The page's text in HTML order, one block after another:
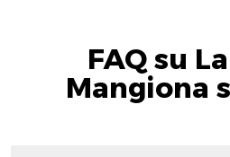
FAQ su
Mangiona